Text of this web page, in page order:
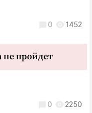
0 1452
пройдет
0 2250